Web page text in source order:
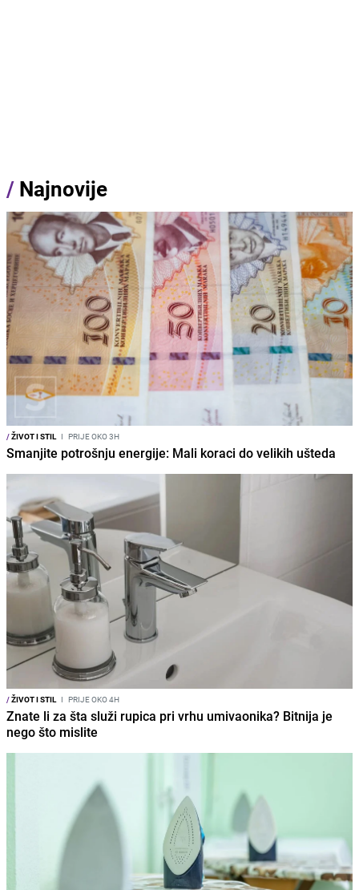
/ Najnovije
/ŽIVOT I STIL I PRIJE OKO 3H
Smanjite potrošnju energije: Mali koraci do velikih ušteda
/ŽIVOT I STIL I PRIJE OKO 4H
Znate li za šta služi rupica pri vrhu umivaonika? Bitnija je
nego što mislite